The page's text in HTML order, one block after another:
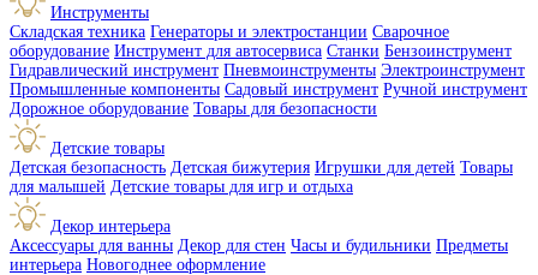
Инструменты
Складская техника Генераторы и электростанции Сварочное
оборудование Инструмент для автосервиса Станки Бензоинструмент
Гидравлический инструмент Пневмоинструменты Электроинструмент
Промышленные компоненты Садовый инструмент Ручной инструмент
Дорожное оборудование Товары для безопасности
Детские товары
Детская безопасность Детская бижутерия Игрушки для детей Товары
для малышей Детские товары для игр и отдыха
Декор интерьера
Аксессуары для ванны Декор для стен Часы и будильники Предметы
интерьера Новогоднее оформление